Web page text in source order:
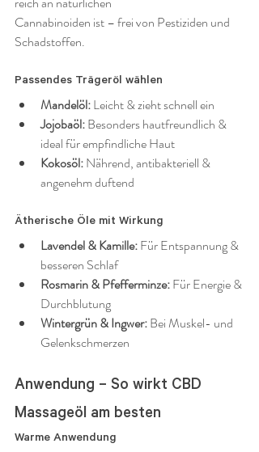
Cannabinoiden ist – frei von Pestiziden und
Schadstoffen.
Passendes Trägeröl wählen
Mandelöl: Leicht & zieht schnell ein
Jojobaöl: Besonders hautfreundlich &
ideal für empfindliche Haut
Kokosöl: Nährend, antibakteriell &
angenehm duftend
Ätherische Öle mit Wirkung
Lavendel & Kamille: Für Entspannung &
besseren Schlaf
Rosmarin & Pfefferminze: Für Energie &
Durchblutung
Wintergrün & Ingwer: Bei Muskel- und
Gelenkschmerzen
Anwendung – So wirkt CBD
Massageöl am besten
Warme Anwendung